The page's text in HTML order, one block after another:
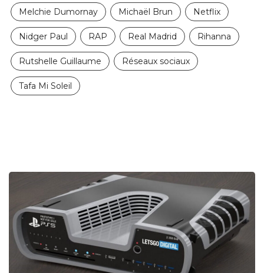
Melchie Dumornay Michaël Brun Netflix
Nidger Paul RAP Real Madrid Rihanna
Rutshelle Guillaume Réseaux sociaux
Tafa Mi Soleil